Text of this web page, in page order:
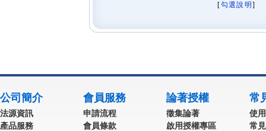
[勾選說明 ]
公司簡介
法源資訊
產品服務
會員服務
申請流程
會員條款
論著授權
徵集論著
啟用授權專區
常
使
常